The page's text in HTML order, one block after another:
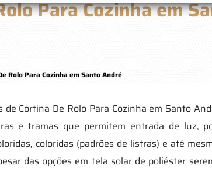
Para Cozinha em
Rolo Para Cozinha em Santo André
de Cortina De Rolo Para Cozinha em Santo
e tramas que permitem entrada de luz,
coloridas (padrões de listras) e até
das opções em tela solar de poliéster